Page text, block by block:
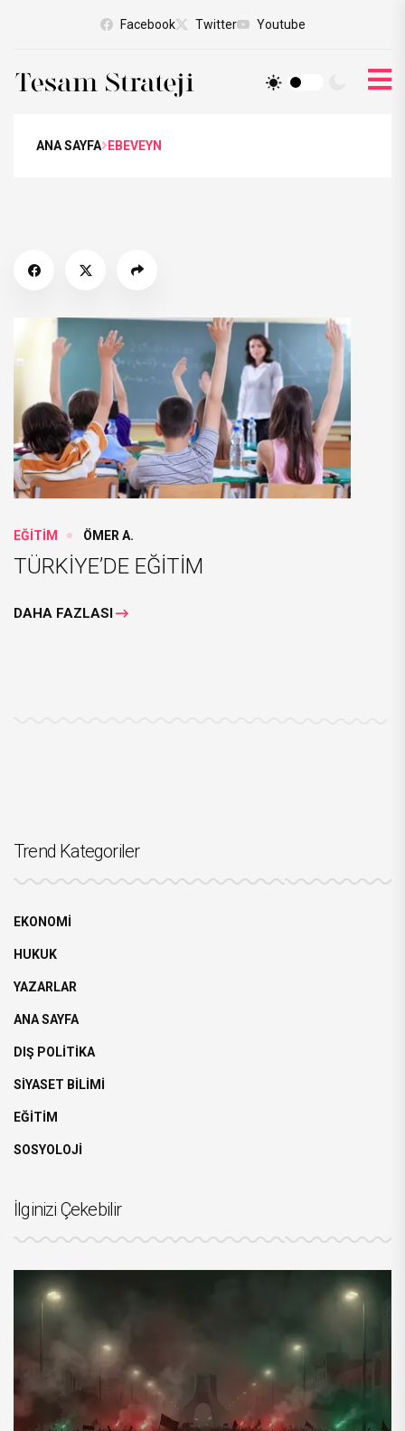
Facebook Twitter Youtube
ANA SAYFA EBEVEYN
EĞİTİM ÖMER A.
TÜRKİYE’DE EĞİTİM
DAHA FAZLASI
Trend Kategoriler
EKONOMİ
HUKUK
YAZARLAR
ANA SAYFA
DIŞ POLİTİKA
SİYASET BİLİMİ
EĞİTİM
SOSYOLOJİ
İlginizi Çekebilir